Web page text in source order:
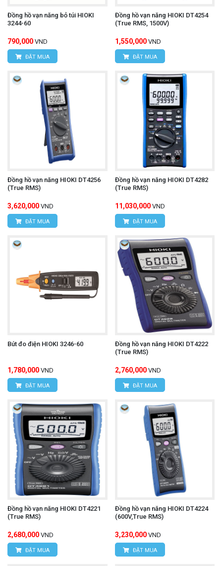
Email:vantien2307@gmail.com
Website:
www.hungnguyentech.vn
Đồng hồ vạn năng bỏ túi HIOKI
3244-60
790,000 VND
ĐẶT MUA
Đồng hồ vạn năng HIOKI DT4254
(True RMS, 1500V)
1,550,000 VND
ĐẶT MUA
Đồng hồ vạn năng HIOKI DT4256
(True RMS)
3,620,000 VND
ĐẶT MUA
Đồng hồ vạn năng HIOKI DT4282
(True RMS)
11,030,000 VND
ĐẶT MUA
Bút đo điện HIOKI 3246-60
1,780,000 VND
ĐẶT MUA
Đồng hồ vạn năng HIOKI DT4222
(True RMS)
2,760,000 VND
ĐẶT MUA
Đồng hồ vạn năng HIOKI DT4221
(True RMS)
2,680,000 VND
ĐẶT MUA
Đồng hồ vạn năng HIOKI DT4224
(600V,True RMS)
3,230,000 VND
ĐẶT MUA